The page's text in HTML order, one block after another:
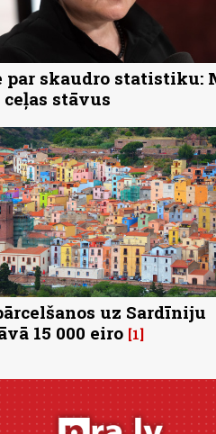
par skaudro statistiku:
stāvus
uz Sardīniju
15 000 eiro 1